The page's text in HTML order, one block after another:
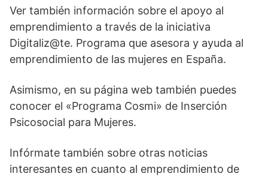
Ver también información sobre el apoyo al
emprendimiento a través de la iniciativa
Digitaliz@te. Programa que asesora y ayuda al
emprendimiento de las mujeres en España.
Asimismo, en su página web también puedes
conocer el «Programa Cosmi» de Inserción
Psicosocial para Mujeres.
Infórmate también sobre otras noticias
interesantes en cuanto al emprendimiento de